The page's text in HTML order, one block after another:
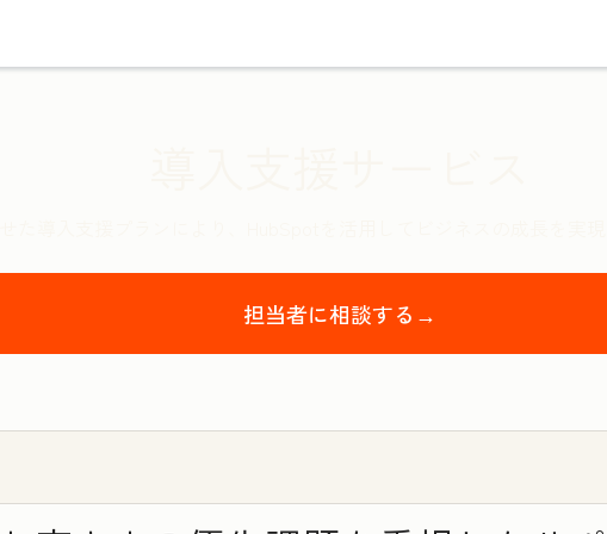
担当者に相談する→